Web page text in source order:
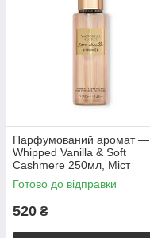
Парфумований аромат —
Whipped Vanilla & Soft
Cashmere 250мл, Міст
Victoria's Secret.
Готово до відправки
520 ₴